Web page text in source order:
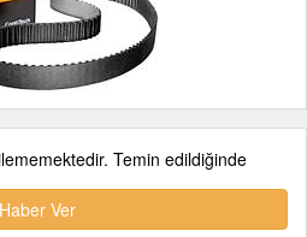
Temin edildiğinde
Haber Ver